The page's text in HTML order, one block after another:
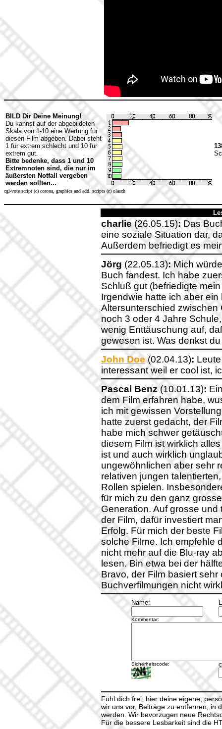
BILD Dir Deine Meinung!
Du kannst auf der abgebildeten
Skala von 1-10 eine Wertung für
diesen Film abgeben. Dabei steht
1 für extrem schlecht und 10 für
extrem gut.
Bitte bedenke, dass 1 und 10
Extremnoten sind, die nur im
äußersten Notfall vergeben
werden sollten...
cgi-vote script (c) corona, graphics and add. scripts (c) olasch
charlie(26.05.15): Das
eine soziale Situation dar,
Außerdem befriedigt es
Jörg (22.05.13):Mich
Buch fandest. Ich habe
Schluß gut (befriedigte
Irgendwie hatte ich aber
Altersunterschied zwischen
noch 3 oder 4 Jahre
wenig Enttäuschung auf,
gewesen ist. Was denkst
John Doe(02.04.13):
interessant weil er cool ist,
Pascal Benz(10.01.13):
dem Film erfahren habe,
ich mit gewissen
hatte zuerst gedacht, der
habe mich schwer
diesem Film ist wirklich
ist und auch wirklich
ungewöhnlichen aber sehr
relativen jungen
Rollen spielen.
für mich zu den ganz
Generation. Auf grosse
der Film, dafür investiert
Erfolg. Für mich der beste
solche Filme. Ich empfehle
nicht mehr auf die Blu-ray
lesen. Bin etwa bei der
Bravo, der Film basiert
Buchverfilmungen nicht
Name:
Kommentar:
Sicherheitscode:
Fühl dich frei, hier deine eigene,
wir uns vor, Beiträge zu entfernen, in
werden. Wir bevorzugen neue
Für die bessere Lesbarkeit sind die